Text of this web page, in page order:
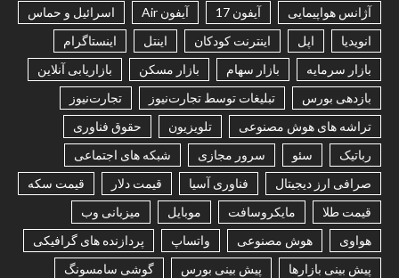
آژانس هواپیمایی
آیفون 17 آیفون Air
اسرائیل و حماس
انویدیا
اپل اینترنت کودکان اینتل
اینستاگرام
بازار سرمایه
بازار سهام بازار مسکن
بازاریابی آنلاین
بازدهی بورس
تبلیغات توسط تجارت‌نیوز
تجارت‌نیوز
تراشه های هوش مصنوعی
تلویزیون
حقوق فناوری
رباتیک
سئو سرور مجازی
شبکه های اجتماعی
صرافی ارز دیجیتال
فناوری آسیا قیمت دلار
قیمت سکه
قیمت طلا
مایکروسافت موبایل
میزبانی وب
هواوی
هوش مصنوعی واتساپ
پردازنده های گرافیکی
پیش بینی بازارها
پیش بینی بورس
گوشی سامسونگ